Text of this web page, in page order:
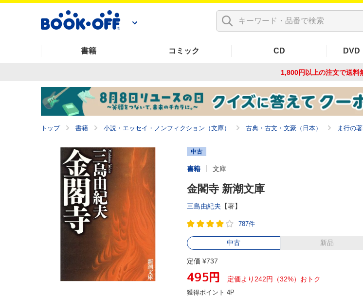
書籍 コミック CD DVD
1,800円以上の注文で送料
トップ 書籍 小説・エッセイ・ノンフィクション（文庫） 古典・古文・文豪（日本） ま行の
中古
書籍 文庫
金閣寺 新潮文庫
三島由紀夫 【著】
787件
中古 新品
定価 ¥737
495円 定価より242円（32%）おトク
獲得ポイント 4P